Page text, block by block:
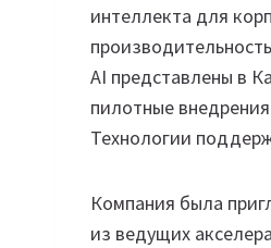
интеллекта для
AI представлены в
пилотные
Технологии
Компания была
из ведущих